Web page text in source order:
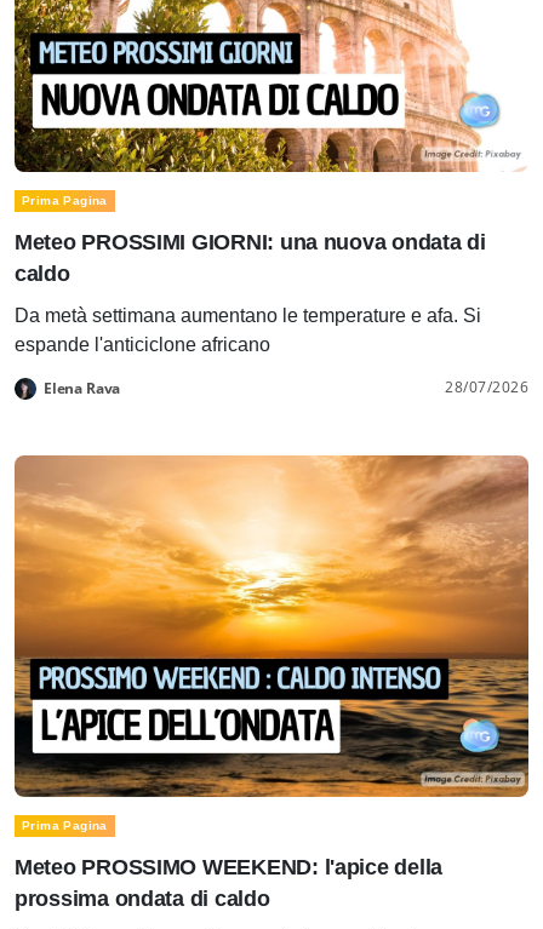
Prima Pagina
Meteo PROSSIMI GIORNI: una nuova ondata di
caldo
Da metà settimana aumentano le temperature e afa. Si
espande l'anticiclone africano
Elena Rava 28/07/2026
Prima Pagina
Meteo PROSSIMO WEEKEND: l'apice della
prossima ondata di caldo